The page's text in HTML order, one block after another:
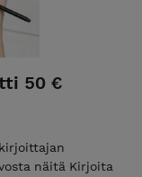
50 €
näitä Kirjoita